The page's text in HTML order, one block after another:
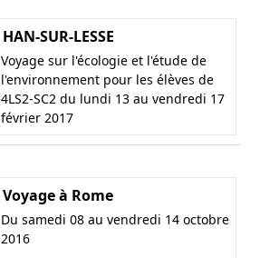
HAN-SUR-LESSE
Voyage sur l'écologie et l'étude de
l'environnement pour les élèves de
4LS2-SC2 du lundi 13 au vendredi 17
février 2017
Voyage à Rome
Du samedi 08 au vendredi 14 octobre
2016